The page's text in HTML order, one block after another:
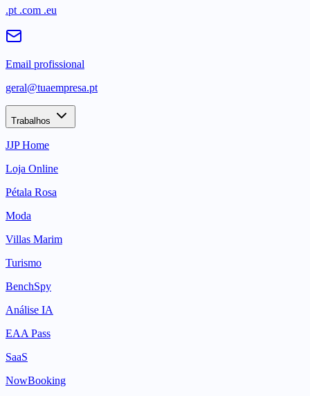
.pt .com .eu
Email profissional
geral@tuaempresa.pt
Trabalhos
JJP Home
Loja Online
Pétala Rosa
Moda
Villas Marim
Turismo
BenchSpy
Análise IA
EAA Pass
SaaS
NowBooking